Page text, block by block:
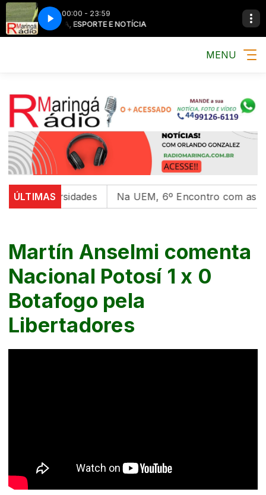
00:00 - 23:59
MÚSICA, ESPORTE E NOTÍCIA
MENU
ÚLTIMAS
universidades Na UEM, 6º Encontro com as
Martín Anselmi comenta
Nacional Potosí 1 x 0
Botafogo pela
Libertadores